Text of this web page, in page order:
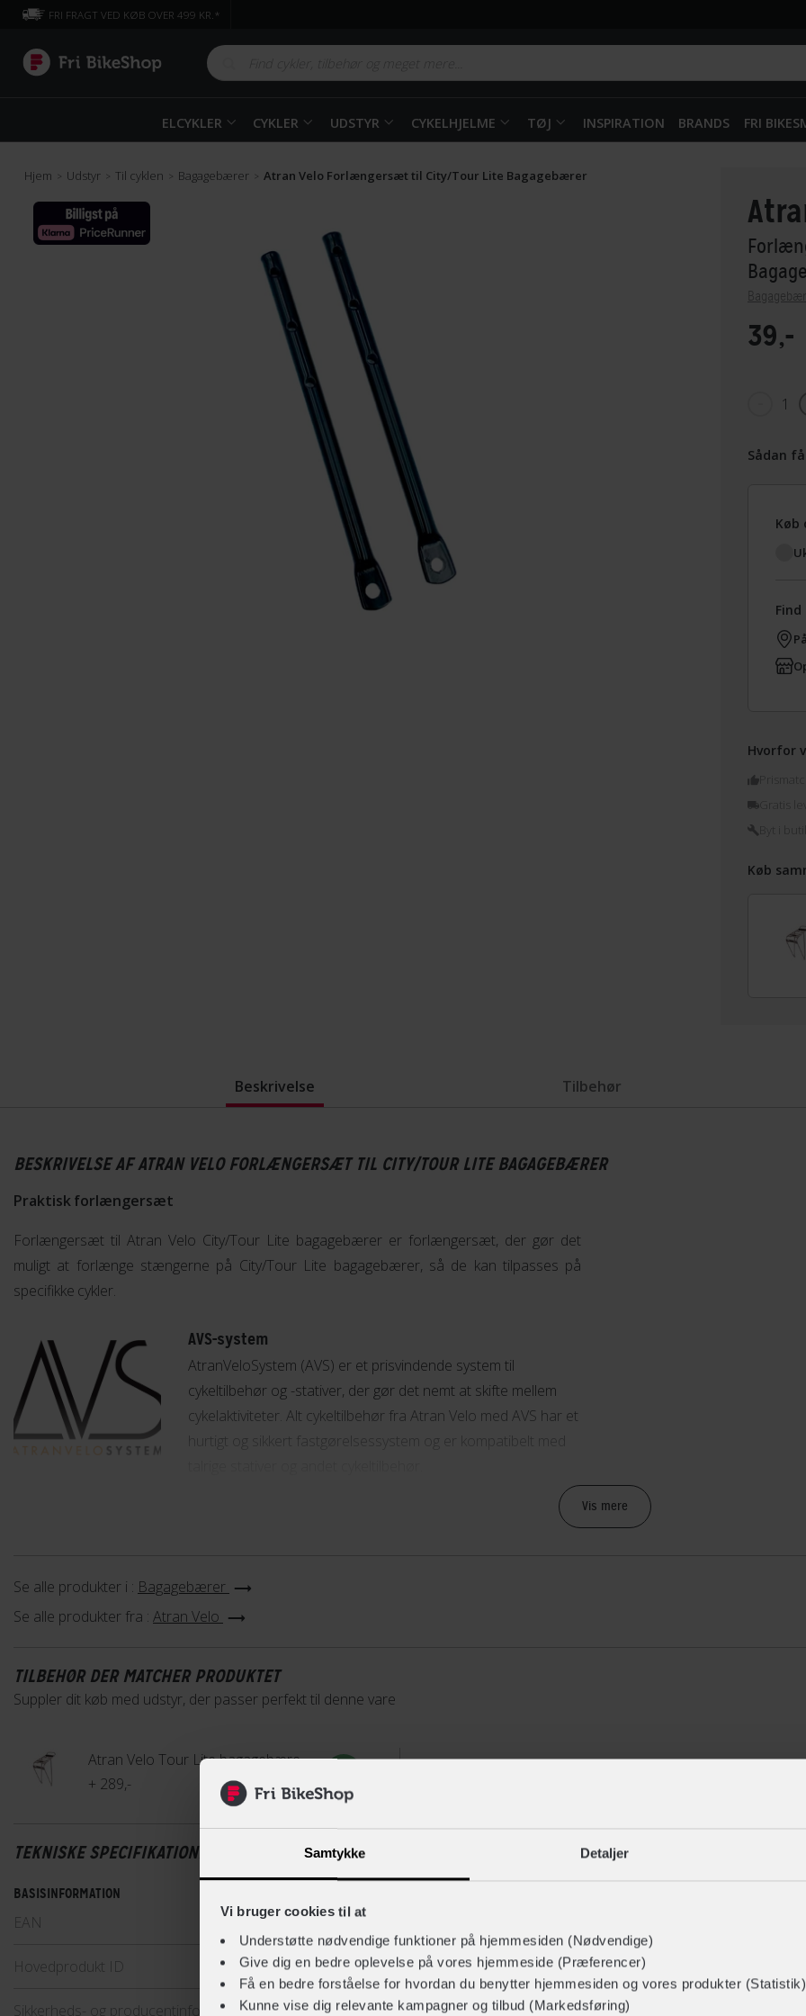
Samtykke Detaljer
Vi bruger cookies til at
Understøtte nødvendige funktioner på hjemmesiden (Nødvendige)
Give dig en bedre oplevelse på vores hjemmeside (Præferencer)
Få en bedre forståelse for hvordan du benytter hjemmesiden og vores produkter (Statistik)
Kunne vise dig relevante kampagner og tilbud (Markedsføring)
FRI FRAGT VED KØB OVER 499 KR.*
ELCYKLER CYKLER UDSTYR CYKELHJELME TØJ INSPIRATION BRANDS FRI
Hjem > Udstyr > Til cyklen > Bagagebærer > Atran Velo Forlængersæt til City/Tour Lite Bagagebærer
39,-
1
Sådan
Køb
Hvorfor
Køb
Beskrivelse Tilbehør
BESKRIVELSE AF ATRAN VELO FORLÆNGERSÆT TIL CITY/TOUR LITE BAGAGEBÆRER
Praktisk forlængersæt
Forlængersæt til Atran Velo City/Tour Lite bagagebærer er forlængersæt, der gør det
muligt at forlænge stængerne på City/Tour Lite bagagebærer, så de kan tilpasses på
specifikke cykler.
AVS-system
AtranVeloSystem (AVS) er et prisvindende system til
cykeltilbehør og -stativer, der gør det nemt at skifte mellem
cykelaktiviteter. Alt cykeltilbehør fra Atran Velo med AVS har et
hurtigt og sikkert fastgørelsessystem og er kompatibelt med
Vis mere
Se alle produkter i : Bagagebærer
Se alle produkter fra : Atran Velo
TILBEHØR DER MATCHER PRODUKTET
Suppler dit køb med udstyr, der passer perfekt til denne vare
Atran Velo Tour Lite bagagebærer AVS
+ 289,-
TEKNISKE SPECIFIKATIONER
BASISINFORMATION
EAN
Hovedprodukt ID 12-6120042
Sikkerheds- og producentinfo Vis detaljer